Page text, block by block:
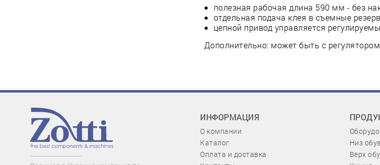
полезная рабочая длина 590 мм - без
отдельная подача клея в съемные
цепной привод управляется
Дополнительно: может быть с
ИНФОРМАЦИЯ
О компании
Каталог
Оплата и доставка
Низ
Верх